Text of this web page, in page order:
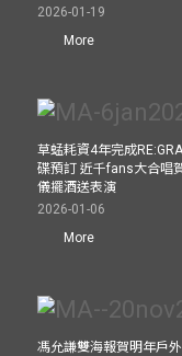
2026-01-19
More
草蜢耗資4年完成
碟預訂 近千fans大合唱
儀擺酒送表演
2026-01-06
More
馮允謙雙海報賀明年戶